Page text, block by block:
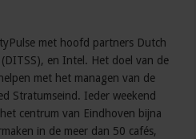
met hoofd partners Dutch
en Intel. Het doel van de
met het managen van de
Stratumseind. Ieder weekend
centrum van Eindhoven bijna
in de meer dan 50 cafés,